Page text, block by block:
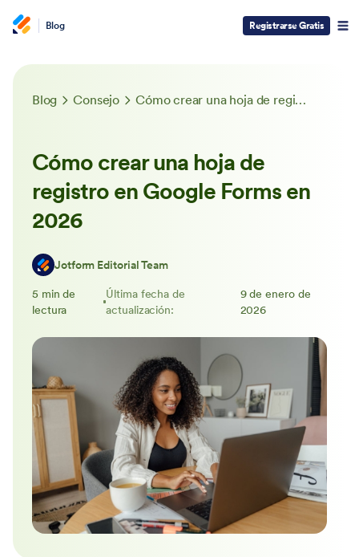
Blog Registrarse Gratis
Blog Consejo Cómo crear una hoja de registro en Google Forms en 2026
Cómo crear una hoja de
registro en Google Forms en
2026
Jotform Editorial Team
5 min de
lectura
Última fecha de
actualización:
9 de enero de
2026